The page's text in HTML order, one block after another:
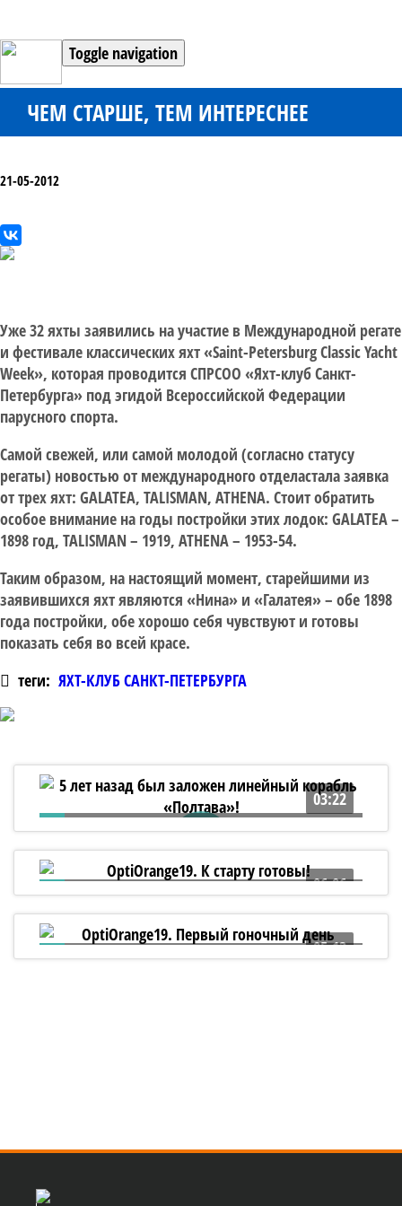
Toggle navigation
ЧЕМ СТАРШЕ, ТЕМ ИНТЕРЕСНЕЕ
21-05-2012
Уже 32 яхты заявились на участие в Международной регате
и фестивале классических яхт «Saint-Petersburg Classic Yacht
Week», которая проводится СПРСОО «Яхт-клуб Санкт-
Петербурга» под эгидой Всероссийской Федерации
парусного спорта.
Самой свежей, или самой молодой (согласно статусу
регаты) новостью от международного отделастала заявка
от трех яхт: GALATEA, TALISMAN, ATHENA. Стоит обратить
особое внимание на годы постройки этих лодок: GALATEA –
1898 год, TALISMAN – 1919, ATHENA – 1953-54.
Таким образом, на настоящий момент, старейшими из
заявившихся яхт являются «Нина» и «Галатея» – обе 1898
года постройки, обе хорошо себя чувствуют и готовы
показать себя во всей красе.
теги: ЯХТ-КЛУБ САНКТ-ПЕТЕРБУРГА
03:22
5 лет назад был заложен линейный
корабль «Полтава»!
06:06
OptiOrange19. К старту готовы!
05:13
OptiOrange19. Первый гоночный день